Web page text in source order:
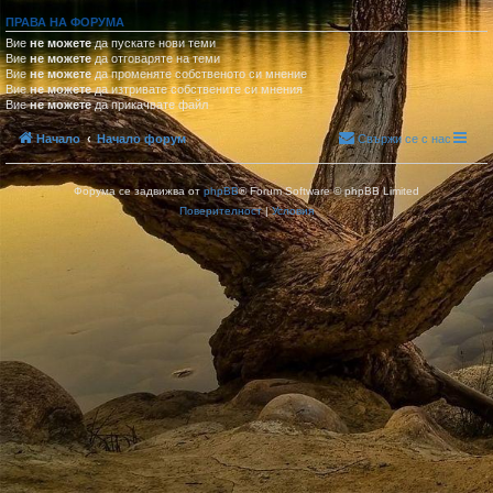
ПРАВА НА ФОРУМА
Вие не можетеда пускате нови теми
Виене можетеда отговаряте на теми
Виене можетеда променяте собственото си мнение
Виене можетеда изтривате собствените си мнения
Виене можетеда прикачвате файл
Начало Начало форум Свържи се с нас
Форума се задвижва от phpBB® Forum Software © phpBB Limited
Поверителност|Условия